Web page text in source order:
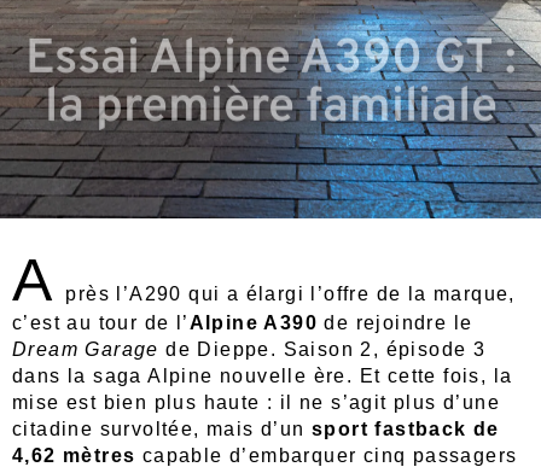
Essai Alpine A390 GT :
la première familiale
A
près l’A290 qui a élargi l’offre de la marque,
c’est au tour de l’Alpine A390 de rejoindre le
Dream Garage de Dieppe. Saison 2, épisode 3
dans la saga Alpine nouvelle ère. Et cette fois, la
mise est bien plus haute : il ne s’agit plus d’une
citadine survoltée, mais d’un sport fastback de
4,62 mètres capable d’embarquer cinq passagers